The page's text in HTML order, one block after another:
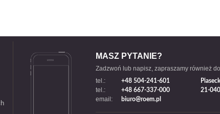
MASZ PYTANIE?
Zadzwoń lub napisz, zapraszamy również
tel.:
+48 504-241-601
tel.: +48 667-337-000
email: biuro@roem.pl
21-